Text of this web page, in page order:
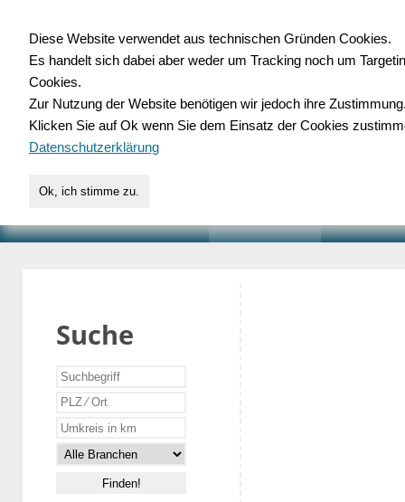
für Handwerk,
Suche
Diese Website verwendet aus technischen Gründen Cookies.
Es handelt sich dabei aber weder um Tracking noch um
Cookies.
Zur Nutzung der Website benötigen wir jedoch ihre
Klicken Sie auf Ok wenn Sie dem Einsatz der Cookies
Datenschutzerklärung
Ok, ich stimme zu.